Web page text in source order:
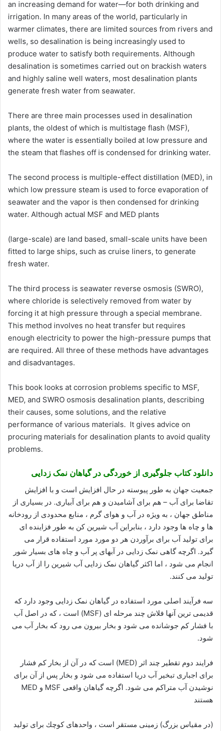
an increasing demand for water—for both drinking and
irrigation. In many areas of the world, particularly in
warmer climates, there are limited sources from rivers and
wells, so desalination is being increasingly used to
produce water to satisfy both requirements. Although
desalination is sometimes carried out on brackish waters
and highly saline well waters, most desalination plants
generate fresh water from seawater.
There are three main processes used in desalination
plants, the oldest of which is multistage flash (MSF),
where the water is essentially boiled at low pressure and
the steam that flashes off is condensed for drinking water.
The second process is multiple-effect distillation (MED), in
which low pressure steam is used to force evaporation of
seawater and the vapor is then condensed for drinking
water. Although actual MSF and MED plants
(large-scale) are land based, small-scale units have been
fitted to large ships, such as cruise liners, to generate
fresh water.
The third process is seawater reverse osmosis (SWRO),
where chloride is selectively removed from water by
forcing it at high pressure through a special membrane.
This method involves no heat transfer but requires
enough electricity to power the high-pressure pumps that
are required. All three of these methods have advantages
and disadvantages.
This book looks at corrosion problems specific to MSF,
MED, and SWRO osmosis desalination plants, describing
their causes, some solutions, and the relative
performance of various materials. It gives advice on
procuring materials for desalination plants to avoid quality
problems.
دانلود کتاب جلوگیری از خوردگی در گیاهان نمک زدایی
جمعیت جهان به طور پیوسته در حال افزایش است و با افزایش
تقاضا برای آب – هم برای آشامیدن و هم برای آبیاری. در بسیاری از
مناطق جهان ، به ویژه در آب و هوای گرم ، منابع محدودی از رودخانه
ها و چاه ها وجود دارد ، بنابراین آب شیرین کن به طور فزاینده ای
برای تولید آب برای برآوردن هر دو مورد مورد استفاده قرار می
گیرد. اگرچه گاهی نمک زدایی در آبهای پر آب و چاه های بسیار شور
انجام می شود ، اما اکثر گیاهان نمک زدایی آب شیرین را از آب دریا
تولید می کنند.
سه فرآیند اصلی مورد استفاده در گیاهان نمک زدایی وجود دارد که
قدیمی ترین آنها فلاش چند مرحله ای (MSF) است ، که در اصل آب
با فشار کم جوشانده می شود و بخار بیرون می رود که بخار آب می
شود.
فرایند دوم تقطیر چند اثر (MED) است که در آن از بخار کم فشار
برای اجباری تبخیر آب دریا استفاده می شود و بخار پس از آن برای
نوشیدن آب متراکم می شود. اگرچه گیاهان واقعی MSF و MED
هستند
(در مقیاس بزرگ) زمینی مستقر است ، واحدهای كوچك برای تولید